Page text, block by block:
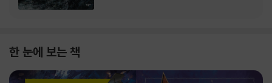
한 눈에 보는 책